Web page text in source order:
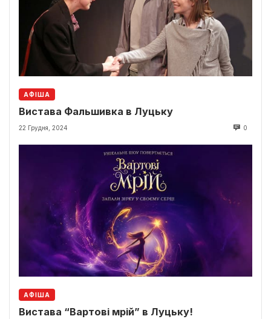
АФІША
Вистава Фальшивка в Луцьку
22 Грудня, 2024 0
АФІША
Вистава “Вартові мрій” в Луцьку!